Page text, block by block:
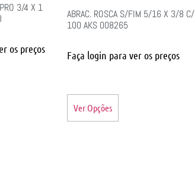
3/4 X 1
os preços
ABRAC. ROSCA S/FIM 5/16 X 3/8 C/
100 AKS 008265
Faça login para ver os preços
Ver Opções